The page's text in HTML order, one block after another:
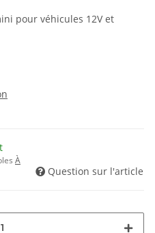
pour véhicules 12V et
À
Question sur l'article